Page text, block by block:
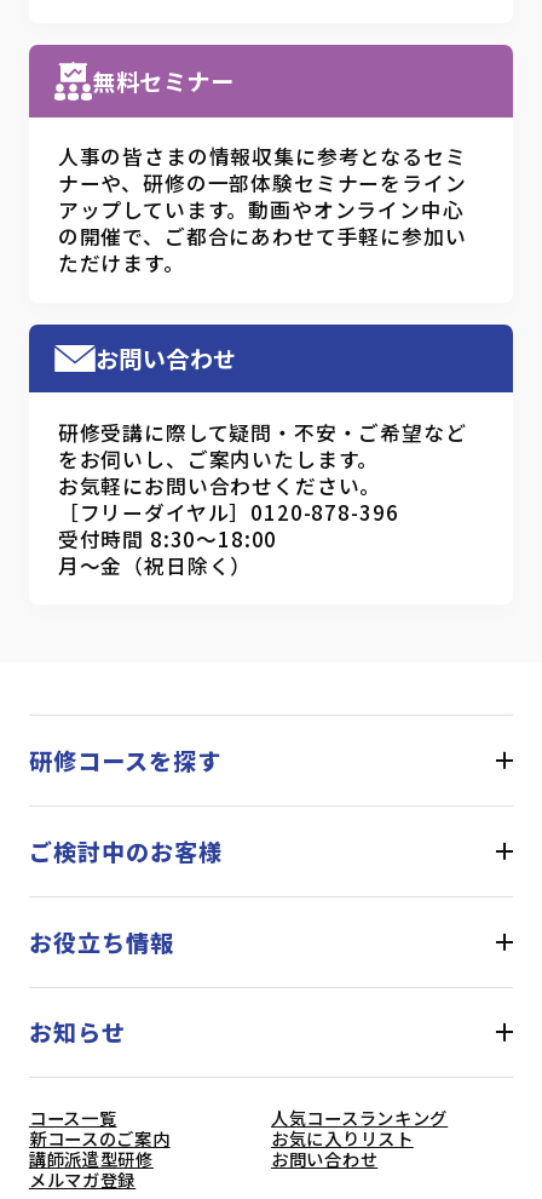
無料セミナー
人事の皆さまの情報収集に参考となるセミ
ナーや、研修の一部体験セミナーをライン
アップしています。動画やオンライン中心
の開催で、ご都合にあわせて手軽に参加い
ただけます。
お問い合わせ
研修受講に際して疑問・不安・ご希望など
をお伺いし、ご案内いたします。
お気軽にお問い合わせください。
［フリーダイヤル］0120-878-396
受付時間 8:30～18:00
月～金（祝日除く）
研修コースを探す
ご検討中のお客様
お役立ち情報
お知らせ
コース一覧
人気コースランキング
新コースのご案内
お気に入りリスト
講師派遣型研修
お問い合わせ
メルマガ登録